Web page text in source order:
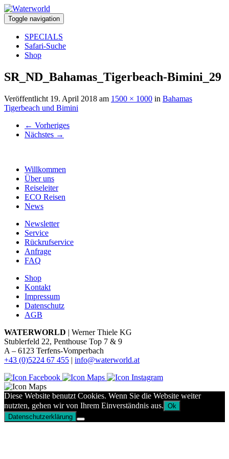
Toggle navigation
SPECIALS
Safari-Suche
Shop
SR_ND_Bahamas_Tigerbeach-Bimini_29
Veröffentlicht 19. April 2018 am 1500 × 1000 in Bahamas
Tigerbeach und Bimini
← Vorheriges
Nächstes →
Willkommen
Über uns
Reiseleiter
ECO Reisen
News
Newsletter
Service
Rückrufservice
Anfrage
FAQ
Shop
Kontakt
Impressum
Datenschutz
AGB
WATERWORLD | Werner Thiele KG
Stublerfeld 22, Penthouse Top 7 & 9
A – 6123 Terfens-Vomperbach
+43 (0)5224 67 455 | info@waterworld.at
Diese Website benutzt Cookies. Wenn Sie die Website weiter
nutzten, gehen wir von Ihrem Einverständnis aus. Ok
Datenschutzerklärung